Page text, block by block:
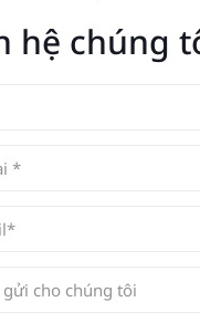
hệ chúng